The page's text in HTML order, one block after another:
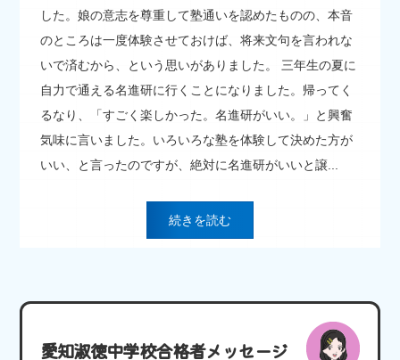
した。娘の意志を尊重して塾通いを認めたものの、本音
のところは一度体験させておけば、将来文句を言われな
いで済むから、という思いがありました。 三年生の夏に
自力で通える名進研に行くことになりました。帰ってく
るなり、「すごく楽しかった。名進研がいい。」と興奮
気味に言いました。いろいろな塾を体験して決めた方が
いい、と言ったのですが、絶対に名進研がいいと譲...
続きを読む
愛知淑徳中学校合格者メッセージ